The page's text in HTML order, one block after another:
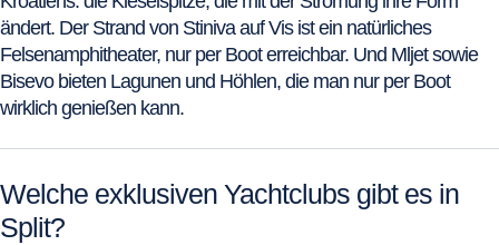
ändert. Der Strand von Stiniva auf Vis ist ein natürliches
Felsenamphitheater, nur per Boot erreichbar. Und Mljet sowie
Bisevo bieten Lagunen und Höhlen, die man nur per Boot
wirklich genießen kann.
Welche exklusiven Yachtclubs gibt es in
Split?